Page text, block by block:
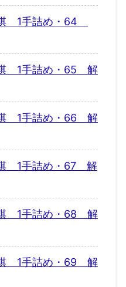
1手詰め・64
1手詰め・65 解
1手詰め・66 解
1手詰め・67 解
1手詰め・68 解
1手詰め・69 解